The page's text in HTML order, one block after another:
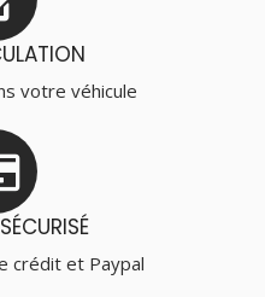
votre véhicule
crédit et Paypal